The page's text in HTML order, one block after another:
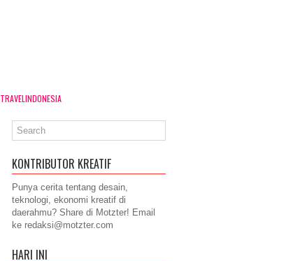
TRAVELINDONESIA
KONTRIBUTOR KREATIF
Punya cerita tentang desain,
teknologi, ekonomi kreatif di
daerahmu? Share di Motzter! Email
ke redaksi@motzter.com
HARI INI